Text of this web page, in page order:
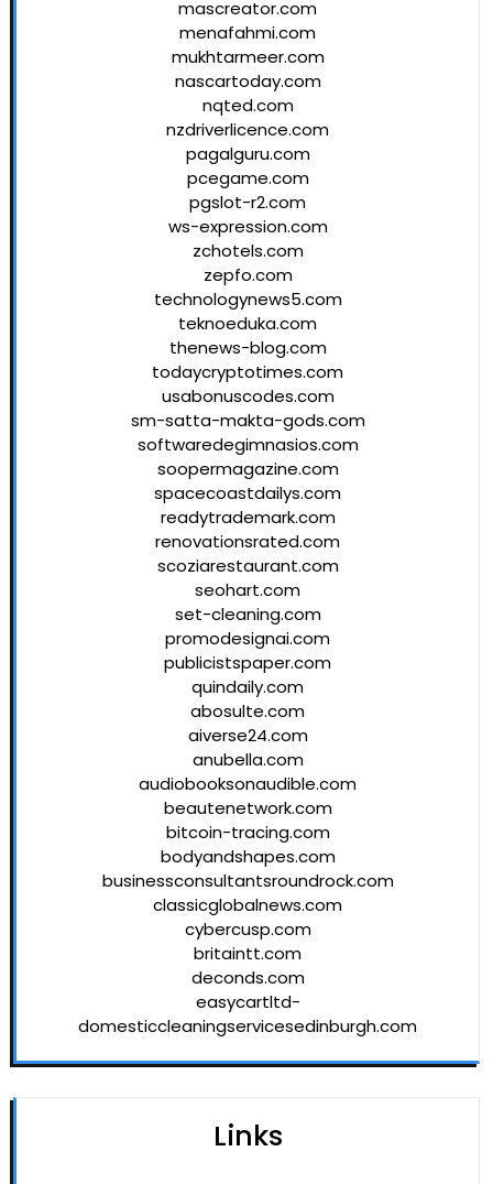
mascreator.com
menafahmi.com
mukhtarmeer.com
nascartoday.com
nqted.com
nzdriverlicence.com
pagalguru.com
pcegame.com
pgslot-r2.com
ws-expression.com
zchotels.com
zepfo.com
technologynews5.com
teknoeduka.com
thenews-blog.com
todaycryptotimes.com
usabonuscodes.com
sm-satta-makta-gods.com
softwaredegimnasios.com
soopermagazine.com
spacecoastdailys.com
readytrademark.com
renovationsrated.com
scoziarestaurant.com
seohart.com
set-cleaning.com
promodesignai.com
publicistspaper.com
quindaily.com
abosulte.com
aiverse24.com
anubella.com
audiobooksonaudible.com
beautenetwork.com
bitcoin-tracing.com
bodyandshapes.com
businessconsultantsroundrock.com
classicglobalnews.com
cybercusp.com
britaintt.com
deconds.com
easycartltd-
domesticcleaningservicesedinburgh.com
Links